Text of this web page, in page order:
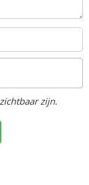
zijn.